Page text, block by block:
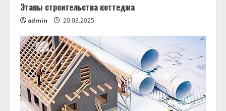
Этапы строительства коттеджа
admin 20.03.2025